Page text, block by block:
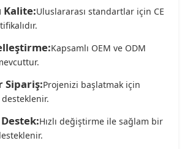
Kalite:Uluslararası standartlar için CE
Kapsamlı OEM ve ODM
Sipariş:Projenizi başlatmak için
Hızlı değiştirme ile sağlam bir